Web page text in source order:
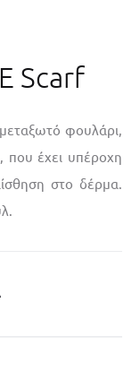
Scarf
φουλάρι,
που έχει υπέροχη
στο δέρμα.